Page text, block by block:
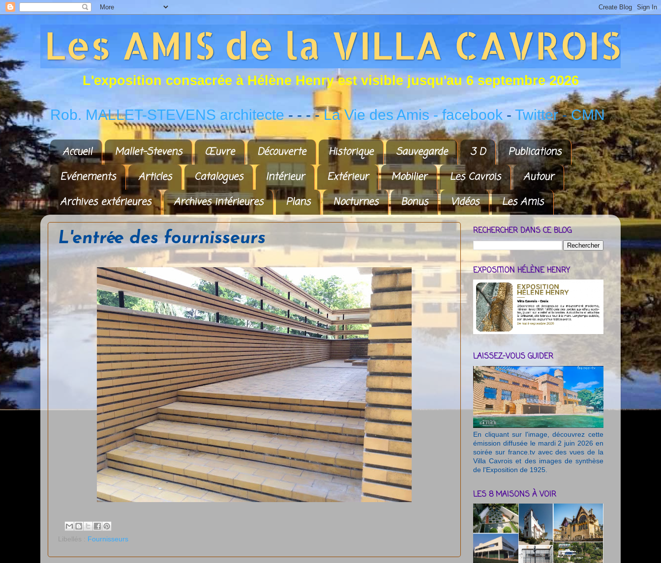
L'exposition consacrée à Hé ène Henry est visi b e jusqu'au 6 septembre 2026
Rob. MALLET-STEVENS architecte- - - -La Vie des Amis- facebook - Twitter -CMN
Accueil Mallet-Stevens Œuvre Découverte Historique Sauvegarde 3 D
Publications
Evénements
Articles Catalogues Intérieur Extérieur Mobilier Les Cavrois
Autour
Archives extérieures
Archives intérieures Plans Nocturnes Bonus Vidéos Les Amis
L'entrée des fournisseurs
Libellés : Fournisseurs
RECHERCHER DANS CE BLOG
EXPOSITION HÉLÈNE HENRY
LAISSEZ-VOUS GUIDER
En cliquant sur l'image, découvrez cette
émission diffusée le mardi 2 juin 2026 en
soirée sur france.tv avec des vues de la
Villa Cavrois et des images de synthèse
de l'Exposition de 1925.
LES 8 MAISONS À VOIR